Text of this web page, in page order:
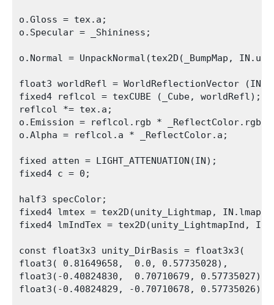
o.Gloss = tex.a;
o.Specular = _Shininess;
o.Normal = UnpackNormal(tex2D(_BumpMap,
float3 worldRefl = WorldReflectionVector (IN,
fixed4 reflcol = texCUBE (_Cube, worldRefl);
reflcol *= tex.a;
o.Emission = reflcol.rgb * _ReflectColor.rgb;
o.Alpha = reflcol.a * _ReflectColor.a;
fixed atten = LIGHT_ATTENUATION(IN);
fixed4 c = 0;
half3 specColor;
fixed4 lmtex = tex2D(unity_Lightmap,
fixed4 lmIndTex = tex2D(unity_LightmapInd,
const float3x3 unity_DirBasis = float3x3(
float3( 0.81649658,  0.0, 0.57735028),
float3(-0.40824830,  0.70710679, 0.57735027),
float3(-0.40824829, -0.70710678, 0.57735026)